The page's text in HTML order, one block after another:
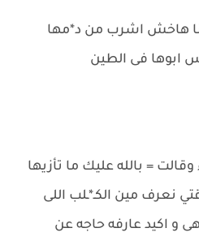
هاخش اشرب من د*مها
ابوها فى الطين
= بالله عليك ما تأزيها
نعرف مين الكـ*ـلب اللى
و اكيد عارفه حاجه عن